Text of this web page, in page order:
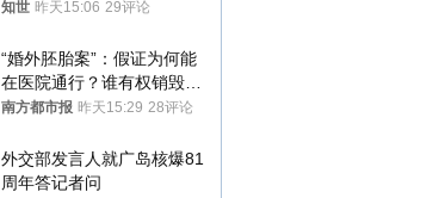
知世 昨天15:06 29评论
“婚外胚胎案”：假证为何能
在医院通行？谁有权销毁胚
胎？
南方都市报 昨天15:29 28评论
外交部发言人就广岛核爆81
周年答记者问